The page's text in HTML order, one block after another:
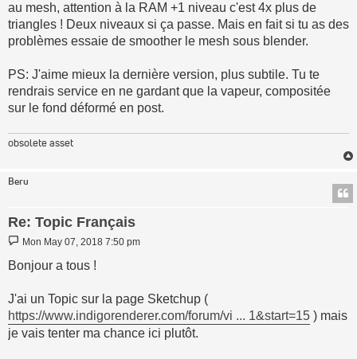
au mesh, attention à la RAM +1 niveau c'est 4x plus de
triangles ! Deux niveaux si ça passe. Mais en fait si tu as des
problèmes essaie de smoother le mesh sous blender.
PS: J'aime mieux la dernière version, plus subtile. Tu te
rendrais service en ne gardant que la vapeur, compositée
sur le fond déformé en post.
obsolete asset
Beru
Re: Topic Français
Post
Mon May 07, 2018 7:50 pm
Bonjour a tous !
J'ai un Topic sur la page Sketchup (
https://www.indigorenderer.com/forum/vi ... 1&start=15 ) mais
je vais tenter ma chance ici plutôt.